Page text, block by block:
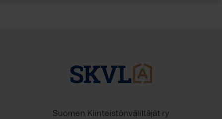
Suomen Kiinteistönvälittäjät ry